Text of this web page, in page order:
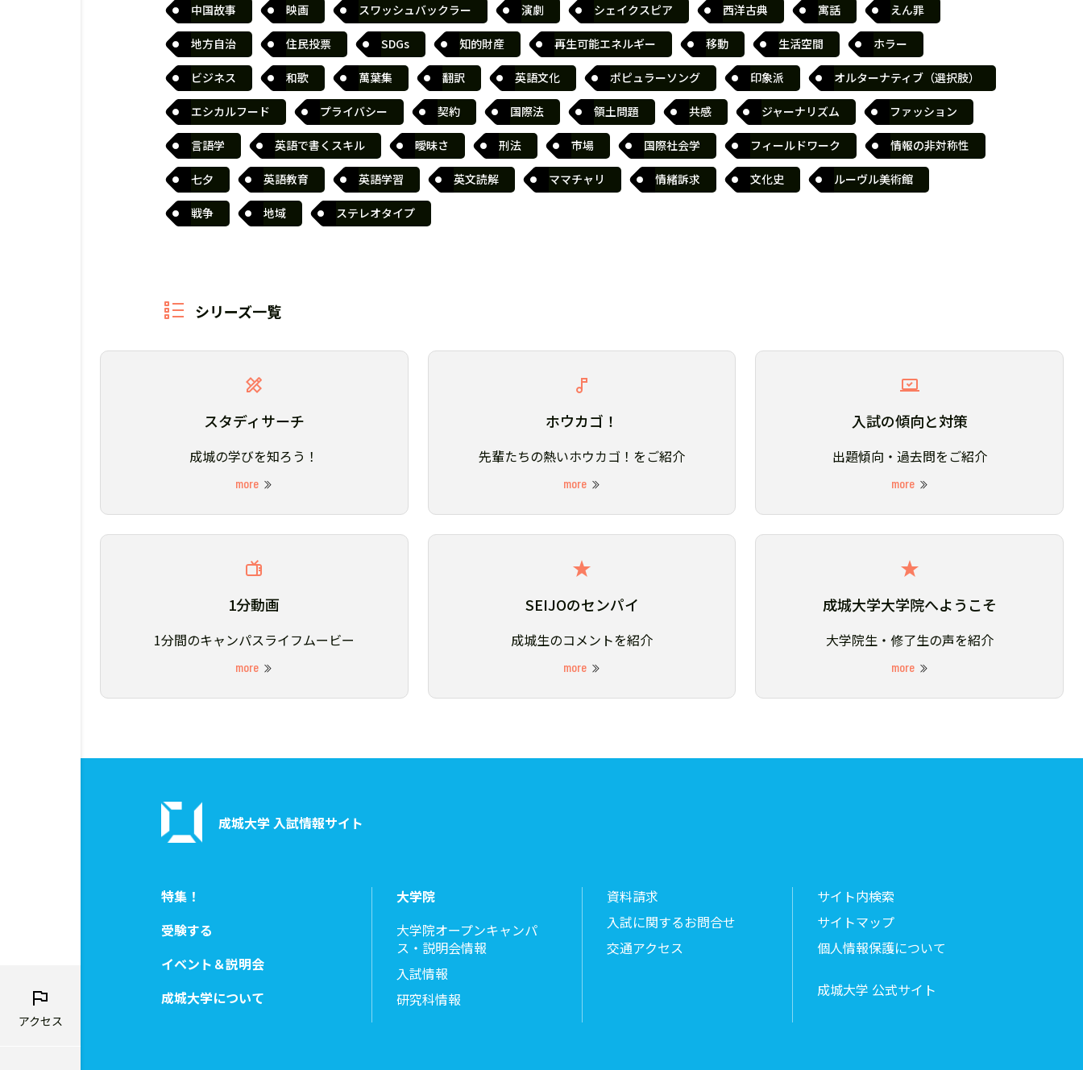
アクセス
中国故事 映画 スワッシュバックラー 演劇 シェイクスピア 西洋古典 寓話 えん罪
地方自治 住民投票 SDGs 知的財産 再生可能エネルギー 移動 生活空間 ホラー
ビジネス 和歌 萬葉集 翻訳 英語文化 ポピュラーソング 印象派 オルターナティブ（選択肢）
エシカルフード プライバシー 契約 国際法 領土問題 共感 ジャーナリズム ファッション
言語学 英語で書くスキル 曖昧さ 刑法 市場 国際社会学 フィールドワーク 情報の非対称性
七夕 英語教育 英語学習 英文読解 ママチャリ 情緒訴求 文化史 ルーヴル美術館
戦争 地域 ステレオタイプ
シリーズ一覧
スタディサーチ
成城の学びを知ろう！
more
ホウカゴ！
先輩たちの熱いホウカゴ！をご紹介
more
入試の傾向と対策
出題傾向・過去問をご紹介
more
1分動画
1分間のキャンパスライフムービー
more
SEIJOのセンパイ
成城生のコメントを紹介
more
成城大学大学院へようこそ
大学院生・修了生の声を紹介
more
成城大学 入試情報サイト
特集！
受験する
イベント＆説明会
成城大学について
大学院
大学院オープンキャンパ
ス・説明会情報
入試情報
研究科情報
資料請求
入試に関するお問合せ
交通アクセス
サイト内検索
サイトマップ
個人情報保護について
成城大学 公式サイト